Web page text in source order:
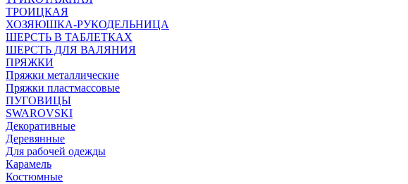
ТРОИЦКАЯ
ХОЗЯЮШКА-РУКОДЕЛЬНИЦА
ШЕРСТЬ В ТАБЛЕТКАХ
ШЕРСТЬ ДЛЯ ВАЛЯНИЯ
ПРЯЖКИ
Пряжки металлические
Пряжки пластмассовые
ПУГОВИЦЫ
SWAROVSKI
Декоративные
Деревянные
Для рабочей одежды
Карамель
Костюмные